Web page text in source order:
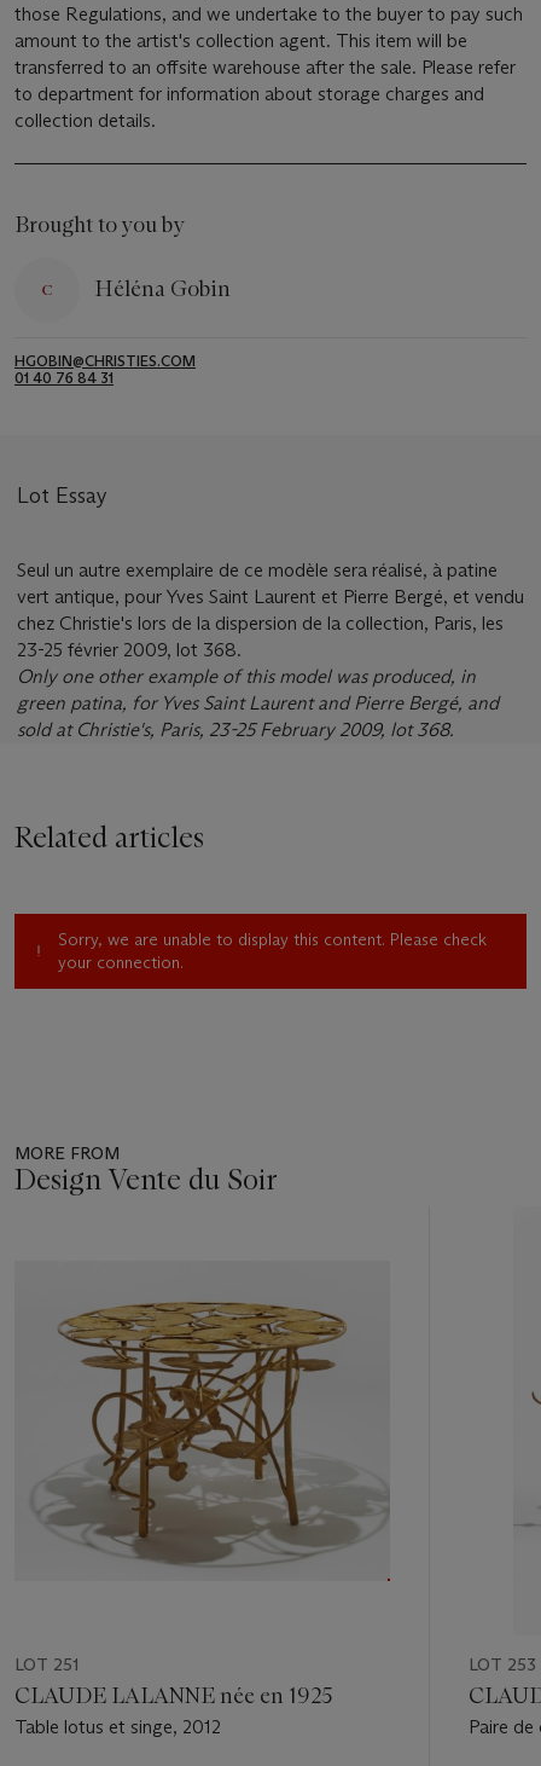
those Regulations, and we undertake to the buyer to pay such
amount to the artist's collection agent. This item will be
transferred to an offsite warehouse after the sale. Please refer
to department for information about storage charges and
collection details.
Brought to you by
Héléna Gobin
HGOBIN@CHRISTIES.COM
01 40 76 84 31
Lot Essay
Seul un autre exemplaire de ce modèle sera réalisé, à patine
vert antique, pour Yves Saint Laurent et Pierre Bergé, et vendu
chez Christie's lors de la dispersion de la collection, Paris, les
23-25 février 2009, lot 368.
Only one other example of this model was produced, in
green patina, for Yves Saint Laurent and Pierre Bergé, and
sold at Christie's, Paris, 23-25 February 2009, lot 368.
Related articles
Sorry, we are unable to display this content. Please check
your connection.
MORE FROM
Design Vente du Soir
LOT 251
CLAUDE LALANNE née en 1925
Table lotus et singe, 2012
LOT 253
Paire